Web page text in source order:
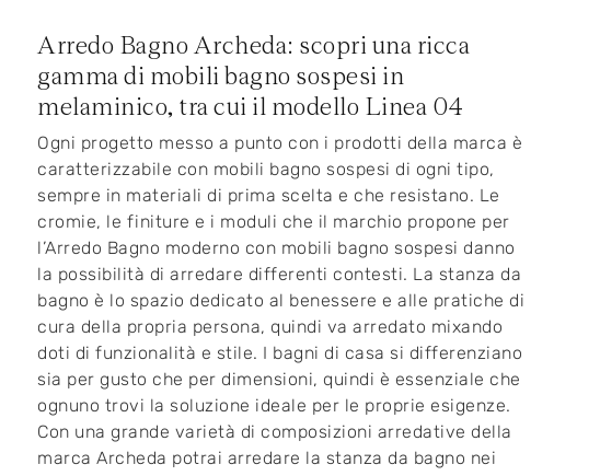
Arredo Bagno Archeda: scopri una ricca
gamma di mobili bagno sospesi in
melaminico, tra cui il modello Linea 04
Ogni progetto messo a punto con i prodotti della marca è
caratterizzabile con mobili bagno sospesi di ogni tipo,
sempre in materiali di prima scelta e che resistano. Le
cromie, le finiture e i moduli che il marchio propone per
l’Arredo Bagno moderno con mobili bagno sospesi danno
la possibilità di arredare differenti contesti. La stanza da
bagno è lo spazio dedicato al benessere e alle pratiche di
cura della propria persona, quindi va arredato mixando
doti di funzionalità e stile. I bagni di casa si differenziano
sia per gusto che per dimensioni, quindi è essenziale che
ognuno trovi la soluzione ideale per le proprie esigenze.
Con una grande varietà di composizioni arredative della
marca Archeda potrai arredare la stanza da bagno nei